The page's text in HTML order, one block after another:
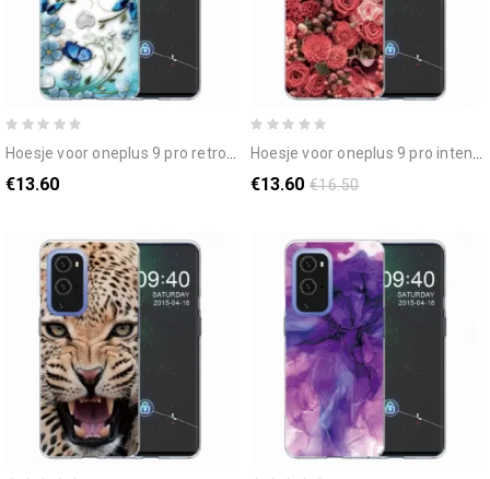
hoesje voor oneplus 9 pro retro vlinders en bloemen
€13.60
hoesje voor oneplus 9 pro intense bloemen
€13.60 €16.50